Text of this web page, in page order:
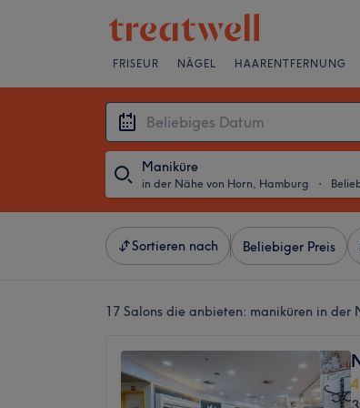
FRISEUR NÄGEL HAARENTFERNUNG
Maniküre
in der Nähe von Horn, Hamburg ・
Sortieren nach Beliebiger Preis
17 Salons die anbieten: maniküren in der